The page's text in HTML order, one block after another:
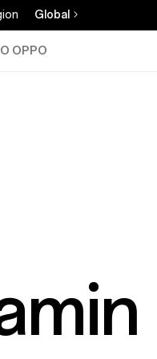
Global
O OPPO